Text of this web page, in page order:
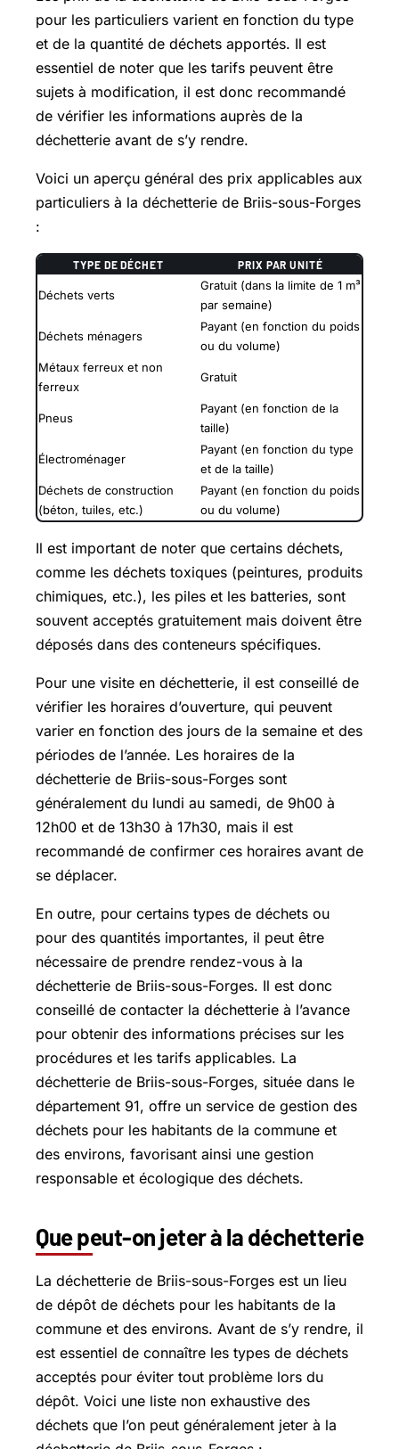
pour les particuliers varient en fonction du type
et de la quantité de déchets apportés. Il est
essentiel de noter que les tarifs peuvent être
sujets à modification, il est donc recommandé
de vérifier les informations auprès de la
déchetterie avant de s’y rendre.
Voici un aperçu général des prix applicables aux
particuliers à la déchetterie de Briis-sous-Forges
:
TYPE DE DÉCHET PRIX PAR UNITÉ
Déchets verts
Gratuit (dans la limite de 1 m³
par semaine)
Déchets ménagers
Payant (en fonction du poids
ou du volume)
Métaux ferreux et non
ferreux
Gratuit
Pneus
Payant (en fonction de la
taille)
Électroménager
Payant (en fonction du type
et de la taille)
Déchets de construction
(béton, tuiles, etc.)
Payant (en fonction du poids
ou du volume)
Il est important de noter que certains déchets,
comme les déchets toxiques (peintures, produits
chimiques, etc.), les piles et les batteries, sont
souvent acceptés gratuitement mais doivent être
déposés dans des conteneurs spécifiques.
Pour une visite en déchetterie, il est conseillé de
vérifier les horaires d’ouverture, qui peuvent
varier en fonction des jours de la semaine et des
périodes de l’année. Les horaires de la
déchetterie de Briis-sous-Forges sont
généralement du lundi au samedi, de 9h00 à
12h00 et de 13h30 à 17h30, mais il est
recommandé de confirmer ces horaires avant de
se déplacer.
En outre, pour certains types de déchets ou
pour des quantités importantes, il peut être
nécessaire de prendre rendez-vous à la
déchetterie de Briis-sous-Forges. Il est donc
conseillé de contacter la déchetterie à l’avance
pour obtenir des informations précises sur les
procédures et les tarifs applicables. La
déchetterie de Briis-sous-Forges, située dans le
département 91, offre un service de gestion des
déchets pour les habitants de la commune et
des environs, favorisant ainsi une gestion
responsable et écologique des déchets.
Que peut-on jeter à la déchetterie
La déchetterie de Briis-sous-Forges est un lieu
de dépôt de déchets pour les habitants de la
commune et des environs. Avant de s’y rendre, il
est essentiel de connaître les types de déchets
acceptés pour éviter tout problème lors du
dépôt. Voici une liste non exhaustive des
déchets que l’on peut généralement jeter à la